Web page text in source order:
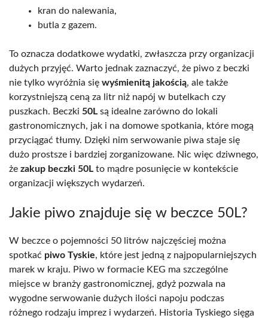
kran do nalewania,
butla z gazem.
To oznacza dodatkowe wydatki, zwłaszcza przy organizacji
dużych przyjęć. Warto jednak zaznaczyć, że piwo z beczki
nie tylko wyróżnia się wyśmienitą jakością, ale także
korzystniejszą ceną za litr niż napój w butelkach czy
puszkach. Beczki 50L są idealne zarówno do lokali
gastronomicznych, jak i na domowe spotkania, które mogą
przyciągać tłumy. Dzięki nim serwowanie piwa staje się
dużo prostsze i bardziej zorganizowane. Nic więc dziwnego,
że zakup beczki 50L to mądre posunięcie w kontekście
organizacji większych wydarzeń.
Jakie piwo znajduje się w beczce 50L?
W beczce o pojemności 50 litrów najczęściej można
spotkać piwo Tyskie, które jest jedną z najpopularniejszych
marek w kraju. Piwo w formacie KEG ma szczególne
miejsce w branży gastronomicznej, gdyż pozwala na
wygodne serwowanie dużych ilości napoju podczas
różnego rodzaju imprez i wydarzeń. Historia Tyskiego sięga